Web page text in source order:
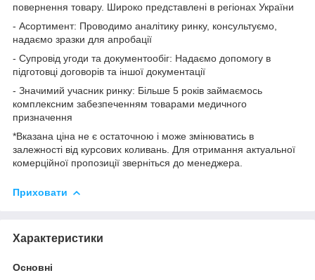
повернення товару. Широко представлені в регіонах України
- Асортимент: Проводимо аналітику ринку, консультуємо,
надаємо зразки для апробації
- Супровід угоди та документообіг: Надаємо допомогу в
підготовці договорів та іншої документації
- Значимий учасник ринку: Більше 5 років займаємось
комплексним забезпеченням товарами медичного
призначення
*Вказана ціна не є остаточною і може змінюватись в
залежності від курсових коливань. Для отримання актуальної
комерційної пропозиції зверніться до менеджера.
Приховати
Характеристики
Основні